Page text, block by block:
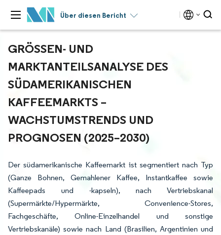
Über diesen Bericht
GRÖSSEN- UND M
ARKTANTEILSANALYSE DES S
ÜDAMERIKANISCHEN K
AFFEEMARKTS – W
ACHSTUMSTRENDS UND P
ROGNOSEN (2025–2030)
Der südamerikanische Kaffeemarkt ist segmentiert nach Typ
(Ganze Bohnen, Gemahlener Kaffee, Instantkaffee sowie
Kaffeepads und -kapseln), nach Vertriebskanal
(Supermärkte/Hypermärkte, Convenience-Stores,
Fachgeschäfte, Online-Einzelhandel und sonstige
Vertriebskanäle) sowie nach Land (Brasilien, Argentinien und